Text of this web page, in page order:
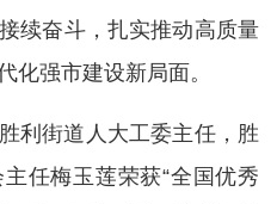
续奋斗，扎实推动高质量
化强市建设新局面。
利街道人大工委主任，胜
任梅玉莲荣获“全国优秀